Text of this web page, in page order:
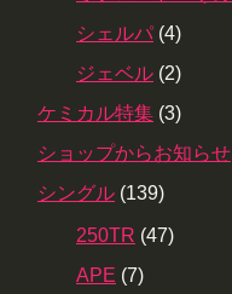
シェルパ (4)
ジェベル (2)
ケミカル特集 (3)
ショップからお知らせ
シングル (139)
250TR (47)
APE (7)